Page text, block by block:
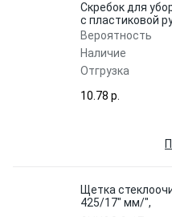
Скребок для
с пластиковой
Вероятность
Наличие
Отгрузка
10.78 p.
Щетка
425/17" мм/",